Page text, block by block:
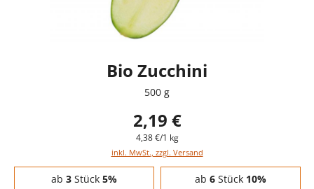
Bio Zucchini
500 g
2,19 €
4,38 €/1 kg
inkl. MwSt., zzgl. Versand
Staffelpreise - Mengenrabatt
ab 3Stück 5% ab 6Stück 10%